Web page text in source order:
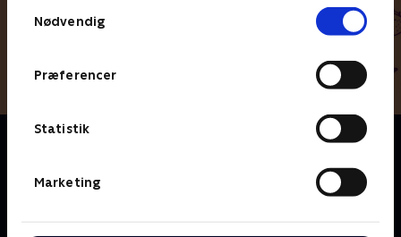
Nødvendig
Præferencer
Statistik
Marketing
gammelt hus, der skal rumme dem og deres tre